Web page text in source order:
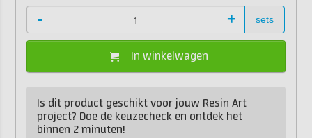
- + sets
In winkelwagen
Is dit product geschikt voor jouw Resin Art
project? Doe de keuzecheck en ontdek het
binnen 2 minuten!